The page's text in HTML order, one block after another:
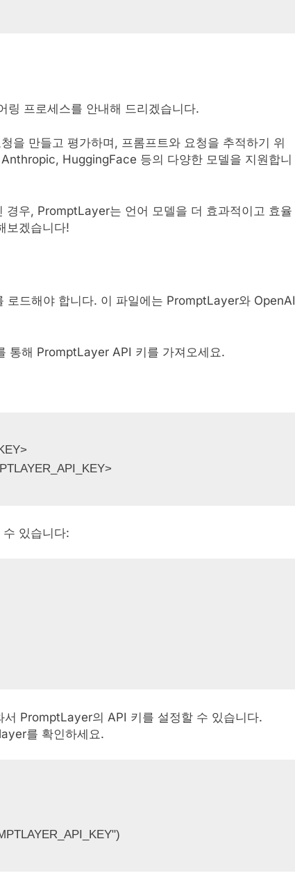
링 프로세스를 안내해 드리겠습니다.
을 만들고 평가하며, 프롬프트와 요청을 추적하기 위
HuggingFace 등의 다양한 모델을 지원합니
우, PromptLayer는 언어 모델을 더 효과적이고 효율
보겠습니다!
드해야 합니다. 이 파일에는 PromptLayer와 OpenAI
통해 PromptLayer API 키를 가져오세요.
있습니다:
PromptLayer의 API 키를 설정할 수 있습니다.
를 확인하세요.